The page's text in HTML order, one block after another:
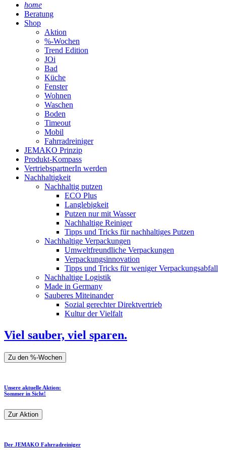
home
Beratung
Shop
Aktion
%-Wochen
Trend Edition
JOi
Bad
Küche
Fenster
Wohnen
Waschen
Boden
Timeout
Mobil
Fahrradreiniger
JEMAKO Prinzip
Produkt-Kompass
VertriebspartnerIn werden
Nachhaltigkeit
Nachhaltig putzen
ECO Plus
Langlebigkeit
Putzen nur mit Wasser
Nachhaltige Reiniger
Tipps und Tricks für nachhaltiges Putzen
Nachhaltige Verpackungen
Umweltfreundliche Verpackungen
Verpackungsinnovation
Tipps und Tricks für weniger Verpackungsabfall
Nachhaltige Logistik
Made in Germany
Sauberes Miteinander
Sozial gerechter Direktvertrieb
Kultur der Vielfalt
Viel sauber, viel sparen.
Zu den %-Wochen
Unsere aktuelle Aktion:
Sommer in Sicht!
Zur Aktion
Der JEMAKO Fahrradreiniger